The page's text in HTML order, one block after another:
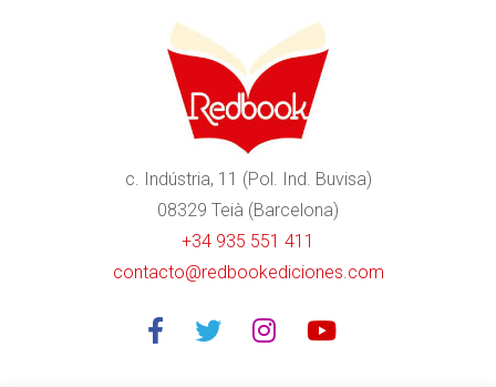
c. Indústria, 11 (Pol. Ind. Buvisa)
08329 Teià (Barcelona)
+34 935 551 411
contacto@redbookediciones.com